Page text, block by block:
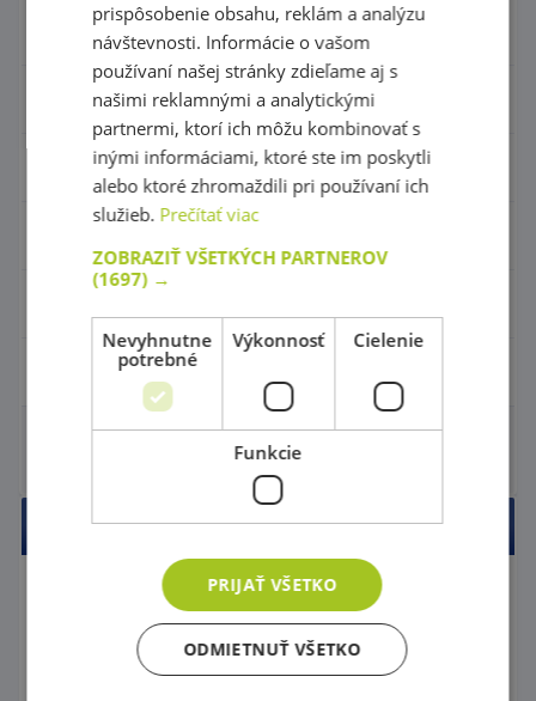
Hudobné nástroje
Výtvarné pomôcky - Kreativita
Pohybové a športové potreby
Do vypredania zásob
Online katalóg
prispôsobenie obsahu, reklám a analýzu
návštevnosti. Informácie o vašom
používaní našej stránky zdieľame aj s
našimi reklamnými a analytickými
partnermi, ktorí ich môžu kombinovať s
inými informáciami, ktoré ste im poskytli
alebo ktoré zhromaždili pri používaní ich
služieb. Prečítať viac
ZOBRAZIŤ VŠETKÝCH PARTNEROV
(1697) →
Nevyhnutne
potrebné
Výkonnosť Cielenie
Funkcie
PRIJAŤ VŠETKO
ODMIETNUŤ VŠETKO